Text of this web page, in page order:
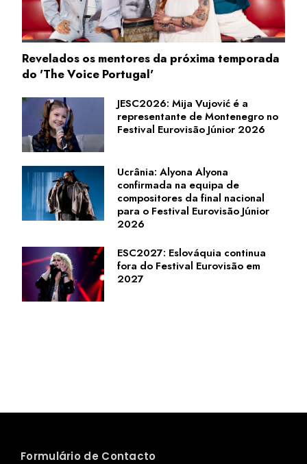
Revelados os mentores da próxima temporada
do 'The Voice Portugal'
JESC2026: Mija Vujović é a
representante de Montenegro no
Festival Eurovisão Júnior 2026
Ucrânia: Alyona Alyona
confirmada na equipa de
compositores da final nacional
para o Festival Eurovisão Júnior
2026
ESC2027: Eslováquia continua
fora do Festival Eurovisão em
2027
Formulário de Contacto